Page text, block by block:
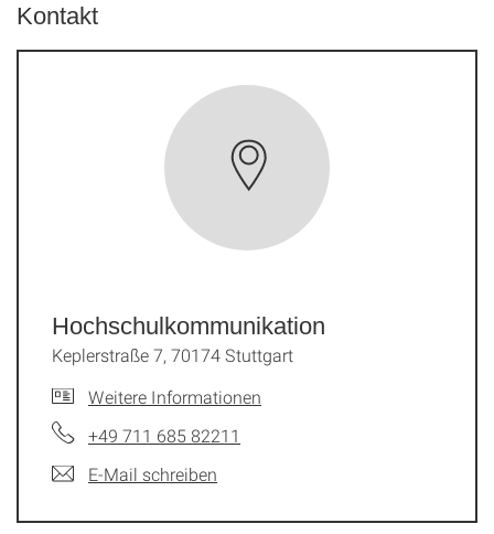
Kontakt
Hochschulkommunikation
Keplerstraße 7, 70174 Stuttgart
Weitere Informationen
+49 711 685 82211
E-Mail schreiben